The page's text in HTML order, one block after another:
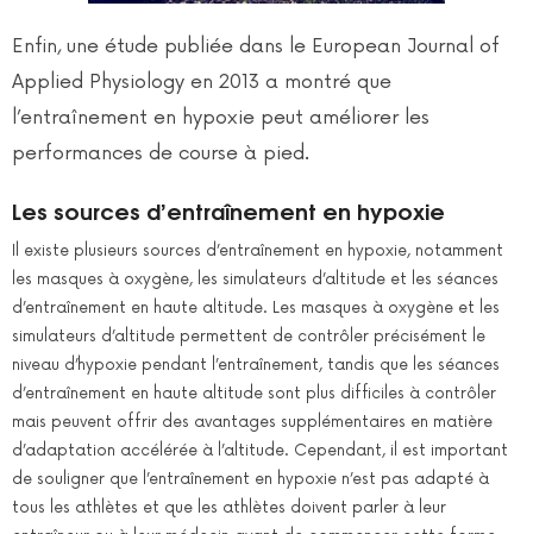
Enfin, une étude publiée dans le European Journal of
Applied Physiology en 2013 a montré que
l’entraînement en hypoxie peut améliorer les
performances de course à pied.
Les sources d’entraînement en hypoxie
Il existe plusieurs sources d’entraînement en hypoxie, notamment
les masques à oxygène, les simulateurs d’altitude et les séances
d’entraînement en haute altitude. Les masques à oxygène et les
simulateurs d’altitude permettent de contrôler précisément le
niveau d’hypoxie pendant l’entraînement, tandis que les séances
d’entraînement en haute altitude sont plus difficiles à contrôler
mais peuvent offrir des avantages supplémentaires en matière
d’adaptation accélérée à l’altitude. Cependant, il est important
de souligner que l’entraînement en hypoxie n’est pas adapté à
tous les athlètes et que les athlètes doivent parler à leur